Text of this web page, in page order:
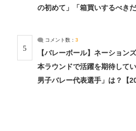
の初めて」「箱買いするべきだ
5
コメント数： 3
【バレーボール】ネーション
本ラウンドで活躍を期待して
男子バレー代表選手」は？【